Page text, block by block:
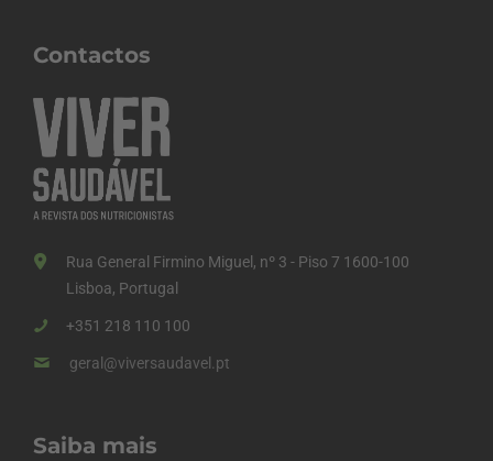
Contactos
Rua General Firmino Miguel, nº 3 - Piso 7 1600-100
Lisboa, Portugal
+351 218 110 100
geral@viversaudavel.pt
Saiba mais